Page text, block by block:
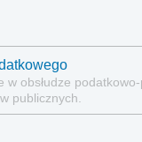
obsłudze
publicznych.